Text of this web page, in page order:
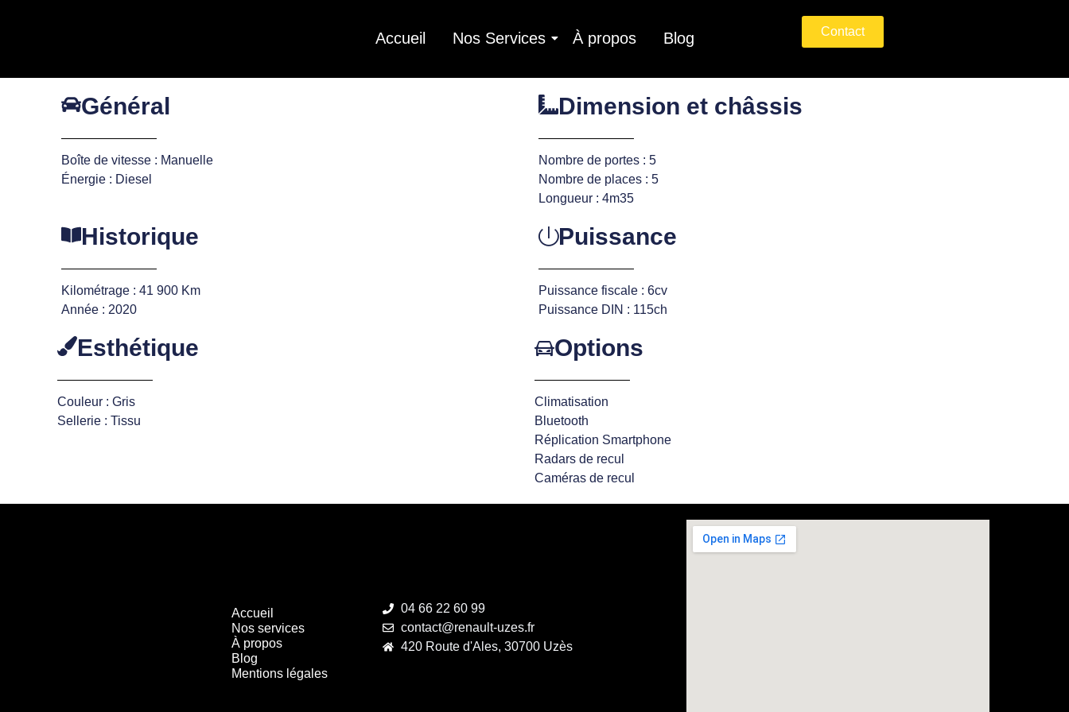
Accueil Nos Services À propos Blog Contact
Général
Boîte de vitesse : Manuelle
Énergie : Diesel
Dimension et châssis
Nombre de portes : 5
Nombre de places : 5
Longueur : 4m35
Historique
Kilométrage : 41 900 Km
Année : 2020
Puissance
Puissance fiscale : 6cv
Puissance DIN : 115ch
Esthétique
Couleur : Gris
Sellerie : Tissu
Options
Climatisation
Bluetooth
Réplication Smartphone
Radars de recul
Caméras de recul
Accueil
Nos services
À propos
Blog
Mentions légales
04 66 22 60 99
contact@renault-uzes.fr
420 Route d'Ales, 30700 Uzès